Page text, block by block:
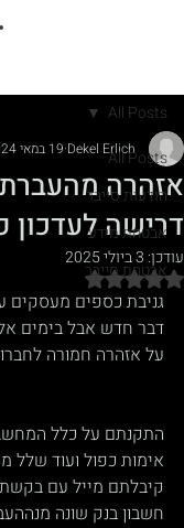
All Posts
הודעות סייבר
אבטחת מידע
אבטחת סייבר
All Posts
אזהרה
דרישה לעדכון
Dekel Erlich 19 במאי 2024
עודכן: 3 ביולי 2025
דירוג של NaN מתוך 5 כוכבים
גניבת כספים מעסקים
דבר חדש אבל בימים
על אזהרה חמורה
אימות כפול ועוד שלל
קיבלתם מייל עם
חשבון בנק שונה